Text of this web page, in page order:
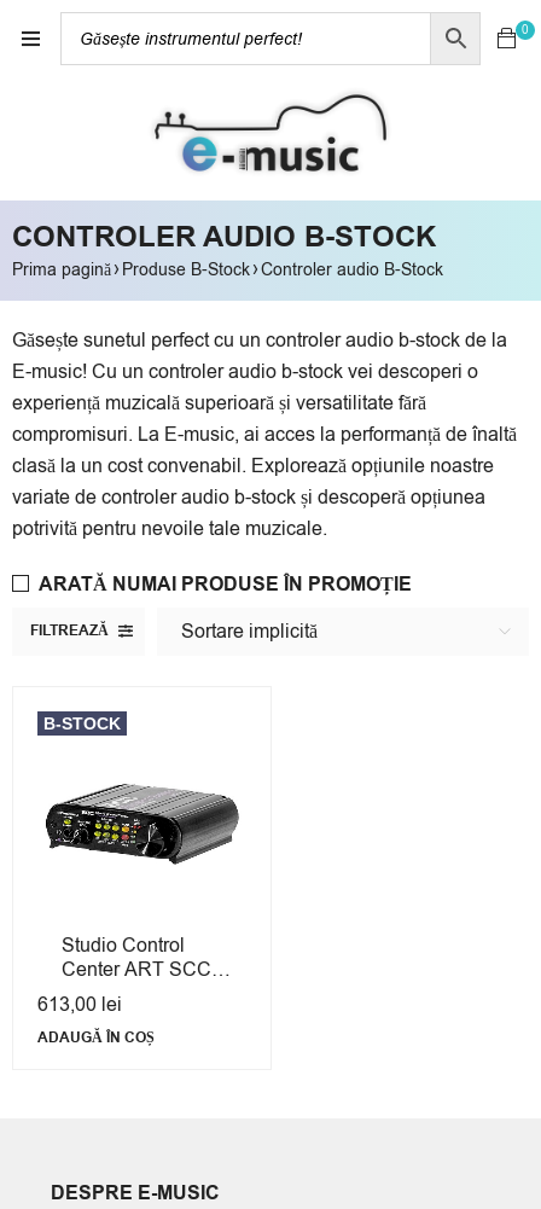
0
CONTROLER AUDIO B-STOCK
Prima pagină› Produse B-Stock›Controler audio B-Stock
Găsește sunetul perfect cu un controler audio b-stock de la
E-music! Cu un controler audio b-stock vei descoperi o
experiență muzicală superioară și versatilitate fără
compromisuri. La E-music, ai acces la performanță de înaltă
clasă la un cost convenabil. Explorează opțiunile noastre
variate de controler audio b-stock și descoperă opțiunea
potrivită pentru nevoile tale muzicale.
FILTREAZĂ Sortare implicită
ARATĂ NUMAI PRODUSE ÎN PROMOȚIE
B-STOCK
Studio Control
Center ART SCC -
B-Stock cu Garanție
613,00 lei
ADAUGĂ ÎN COȘ
DESPRE E-MUSIC